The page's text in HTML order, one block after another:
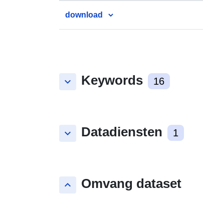
download
keyboard_arrow_down Keywords 16
keyboard_arrow_down Datadiensten 1
keyboard_arrow_up Omvang dataset